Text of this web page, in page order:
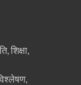
शिक्षा,